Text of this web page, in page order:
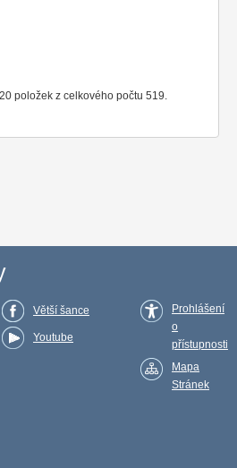
položek z celkového počtu 519.
Větší šance
Youtube
Prohlášení
o
přístupnosti
Mapa
Stránek